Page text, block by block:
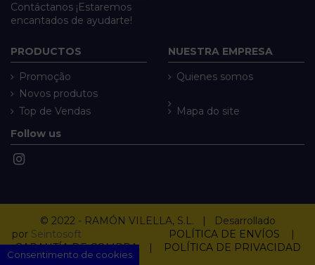
Contáctanos ¡Estaremos
encantados de ayudarte!
PRODUCTOS
Promoção
Novos produtos
Top de Vendas
NUESTRA EMPRESA
Quienes somos
Mapa do site
Follow us
© 2022 - RAMÓN VILELLA, S.L. | Desarrollado
por Seintosoft POLÍTICA DE ENVÍOS
|
GARANTÍA DE COMPRA| POLÍTICA DE PRIVACIDAD
Consentimento de cookies